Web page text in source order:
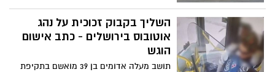
לשביעות רצונו, תקף אותן
הקו, שהופעל עד כה במועדים מיוחדים בלבד,
יפעל מעתה באופן קבוע וייתן מענה לנוסעים
המגיעים למרכז התחבורתי 'הארזים'
מהשירות הבינעירוני
השליך בקבוק זכוכית על נהג
אוטובוס בירושלים - כתב אישום
הוגש
תושב מעלה אדומים בן 39 מואשם בתקיפת